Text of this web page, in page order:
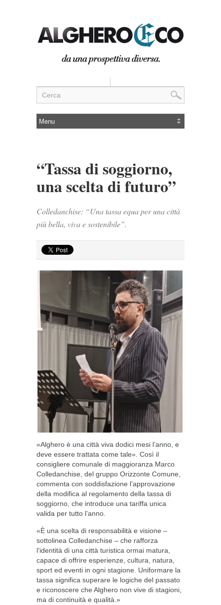
“Tassa di soggiorno,
una scelta di futuro”
Colledanchise: “Una tassa equa per una città
più bella, viva e sostenibile”.
«Alghero è una città viva dodici mesi l’anno, e
deve essere trattata come tale». Così il
consigliere comunale di maggioranza Marco
Colledanchise, del gruppo Orizzonte Comune,
commenta con soddisfazione l’approvazione
della modifica al regolamento della tassa di
soggiorno, che introduce una tariffa unica
valida per tutto l’anno.
«È una scelta di responsabilità e visione –
sottolinea Colledanchise – che rafforza
l’identità di una città turistica ormai matura,
capace di offrire esperienze, cultura, natura,
sport ed eventi in ogni stagione. Uniformare la
tassa significa superare le logiche del passato
e riconoscere che Alghero non vive di stagioni,
ma di continuità e qualità.»